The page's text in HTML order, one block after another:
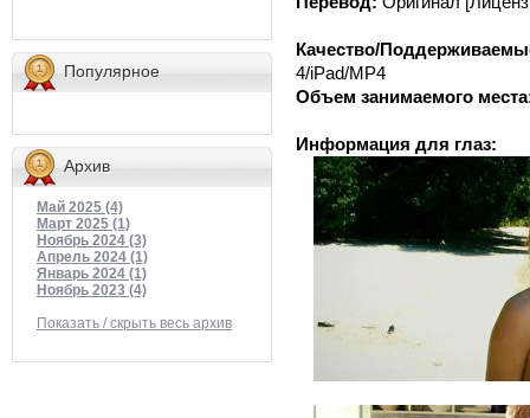
Популярное
Архив
Май 2025 (4)
Март 2025 (1)
Ноябрь 2024 (3)
Апрель 2024 (1)
Январь 2024 (1)
Ноябрь 2023 (4)
Показать / скрыть весь архив
Качество/
4/iPad/MP4
Объем занимаемого
Информация для глаз: